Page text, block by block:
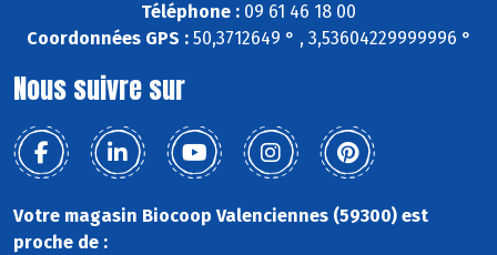
Téléphone : 09 61 46 18 00
Coordonnées GPS :50,3712649 ° , 3,53604229999996 °
Nous suivre sur
Votre magasin Biocoop Valenciennes (59300) est
proche de :